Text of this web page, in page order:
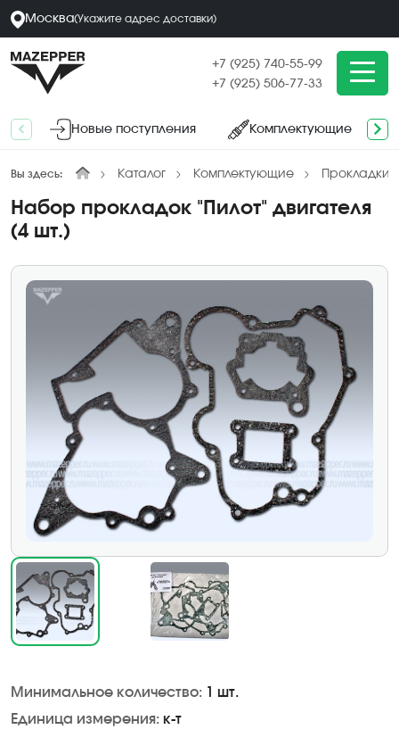
Москва(Укажите адрес доставки)
+7 (925) 740-55-99
+7 (925) 506-77-33
Новые поступления Комплектующие
Вы здесь: Каталог Комплектующие
Набор прокладок "Пилот" двигателя
(4 шт.)
Минимальное количество: 1 шт.
Единица измерения: к-т